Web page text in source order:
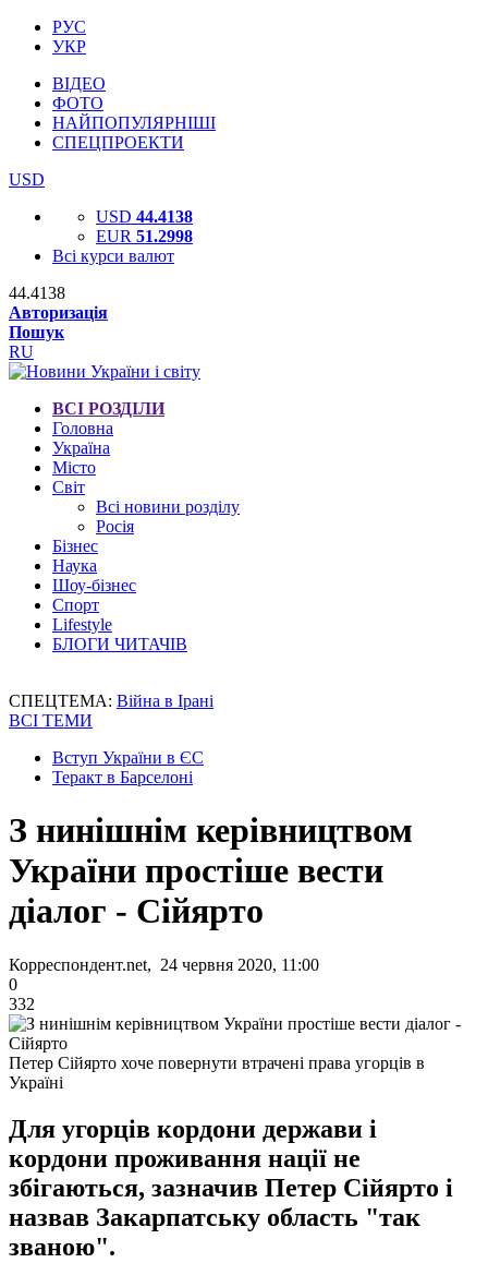
РУС
УКР
ВІДЕО
ФОТО
НАЙПОПУЛЯРНІШІ
СПЕЦПРОЕКТИ
USD
USD 44.4138
EUR 51.2998
Всі курси валют
44.4138
Авторизація
Пошук
RU
ВСІ РОЗДІЛИ
Головна
Україна
Місто
Світ
Всі новини розділу
Росія
Бізнес
Наука
Шоу-бізнес
Спорт
Lifestyle
БЛОГИ ЧИТАЧІВ
СПЕЦТЕМА: Війна в Ірані
ВСІ ТЕМИ
Вступ України в ЄС
Теракт в Барселоні
З нинішнім керівництвом
України простіше вести
діалог - Сійярто
Корреспондент.net, 24 червня 2020, 11:00
0
332
Петер Сійярто хоче повернути втрачені права угорців в
Україні
Для угорців кордони держави і
кордони проживання нації не
збігаються, зазначив Петер Сійярто і
назвав Закарпатську область "так
званою".